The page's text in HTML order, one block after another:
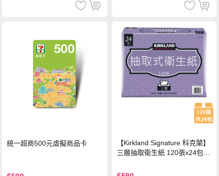
統一超商500元虛擬商品卡
【Kirkland Signature 科克蘭】
三層抽取衛生紙 120張x24包x1